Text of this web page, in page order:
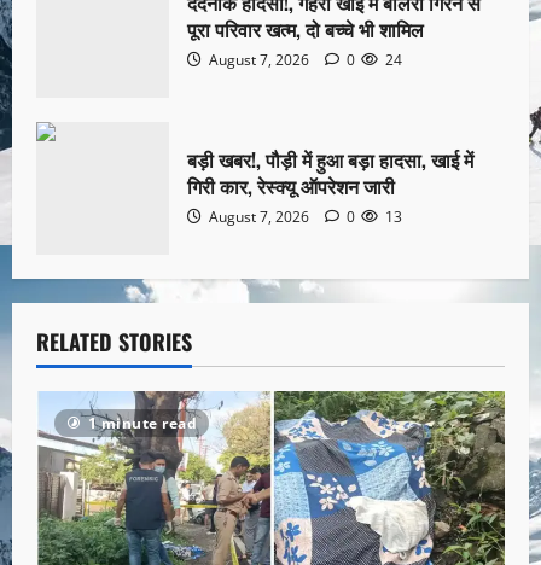
पूरा परिवार खत्म, दो बच्चे भी शामिल
August 7, 2026 0 24
बड़ी खबर!, पौड़ी में हुआ बड़ा हादसा, खाई में
गिरी कार, रेस्क्यू ऑपरेशन जारी
August 7, 2026 0 13
RELATED STORIES
1 minute read